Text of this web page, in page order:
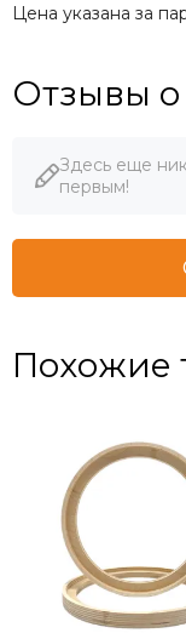
Цена указана за
Отзывы о
Здесь еще
первым!
Похожие